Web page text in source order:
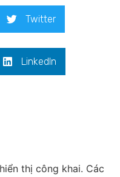
Twitter
LinkedIn
thị công khai. Các